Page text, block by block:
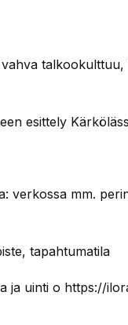
esittely
verkossa mm.
tapahtumatila
ja uinti o https://